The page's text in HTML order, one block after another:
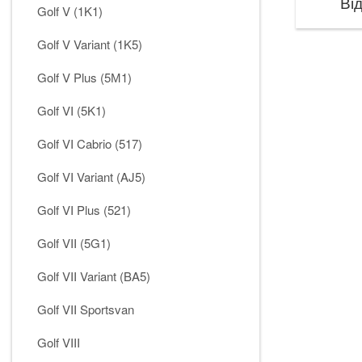
Golf V (1K1)
Golf V Variant (1K5)
Golf V Plus (5М1)
Golf VI (5K1)
Golf VI Cabrio (517)
Golf VI Variant (AJ5)
Golf VI Plus (521)
Golf VII (5G1)
Golf VII Variant (BA5)
Golf VII Sportsvan
Golf VIII